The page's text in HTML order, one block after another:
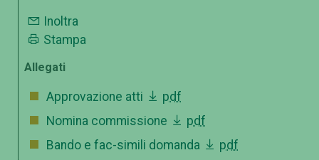
Inoltra
Stampa
Allegati
Approvazione atti
pdf
Nomina commissione
pdf
Bando e fac-simili domanda
pdf